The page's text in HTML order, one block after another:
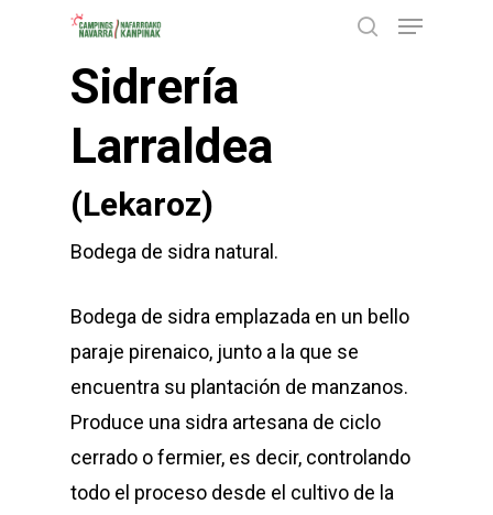
Menu
Sidrería
Larraldea
(Lekaroz)
Bodega de sidra natural.
Bodega de sidra emplazada en un bello
paraje pirenaico, junto a la que se
encuentra su plantación de manzanos.
Produce una sidra artesana de ciclo
cerrado o fermier, es decir, controlando
todo el proceso desde el cultivo de la